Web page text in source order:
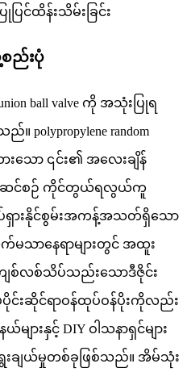
စည်းပုံ
ball valve ကို အသုံးပြုရ
random
ထားသော ၎င်း၏ အလေးချိန်
ပ်ဆင်စဉ် ကိုင်တွယ်ရလွယ်ကူ
ားနိုင်စွမ်းအကန့်အသတ်ရှိသော
သာနေရာများတွင် အထူး
စ်လစ်သိပ်သည်းသောဒီဇိုင်း
င်းဆိုင်ရာဝန်ထုပ်ဝန်ပိုးကိုလည်း
ျားနှင့် DIY ဝါသနာရှင်များ
းချယ်မှုတစ်ခုဖြစ်သည်။ အိမ်သုံး